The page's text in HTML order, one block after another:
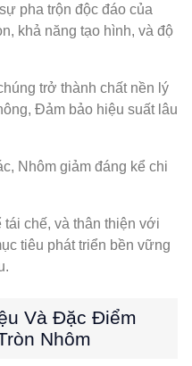
pha trộn độc đáo của
khả năng tạo hình, và độ
trở thành chất nền lý
Đảm bảo hiệu suất lâu
Nhôm giảm đáng kể chi
tái chế, và thân thiện với
tiêu phát triển bền vững
Và Đặc Điểm
Nhôm